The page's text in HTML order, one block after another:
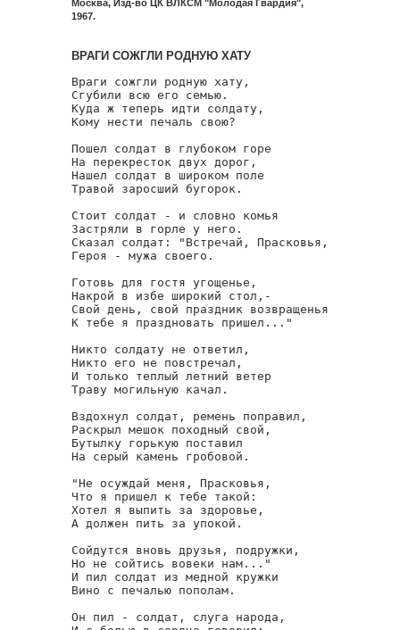
Москва, Изд-во ЦК ВЛКСМ "Молодая Гвардия",
1967.
ВРАГИ СОЖГЛИ РОДНУЮ ХАТУ
Враги сожгли родную хату,
Сгубили всю его семью.
Куда ж теперь идти солдату,
Кому нести печаль свою?
Пошел солдат в глубоком горе
На перекресток двух дорог,
Нашел солдат в широком поле
Травой заросший бугорок.
Стоит солдат - и словно комья
Застряли в горле у него.
Сказал солдат: "Встречай, Прасковья,
Героя - мужа своего.
Готовь для гостя угощенье,
Накрой в избе широкий стол,-
Свой день, свой праздник возвращенья
К тебе я праздновать пришел..."
Никто солдату не ответил,
Никто его не повстречал,
И только теплый летний ветер
Траву могильную качал.
Вздохнул солдат, ремень поправил,
Раскрыл мешок походный свой,
Бутылку горькую поставил
На серый камень гробовой.
"Не осуждай меня, Прасковья,
Что я пришел к тебе такой:
Хотел я выпить за здоровье,
А должен пить за упокой.
Сойдутся вновь друзья, подружки,
Но не сойтись вовеки нам..."
И пил солдат из медной кружки
Вино с печалью пополам.
Он пил - солдат, слуга народа,